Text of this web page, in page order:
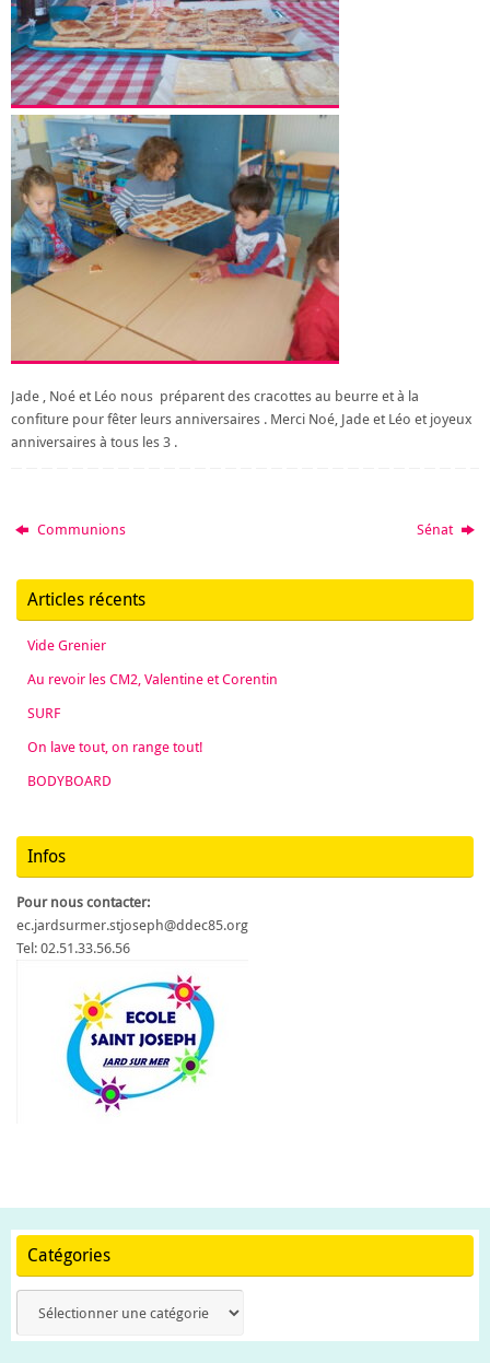
Jade , Noé et Léo nous préparent des cracottes au beurre et à la
confiture pour fêter leurs anniversaires . Merci Noé, Jade et Léo et joyeux
anniversaires à tous les 3 .
Communions Sénat
Articles récents
Vide Grenier
Au revoir les CM2, Valentine et Corentin
SURF
On lave tout, on range tout!
BODYBOARD
Infos
Pour nous contacter:
ec.jardsurmer.stjoseph@ddec85.org
Tel: 02.51.33.56.56
Catégories